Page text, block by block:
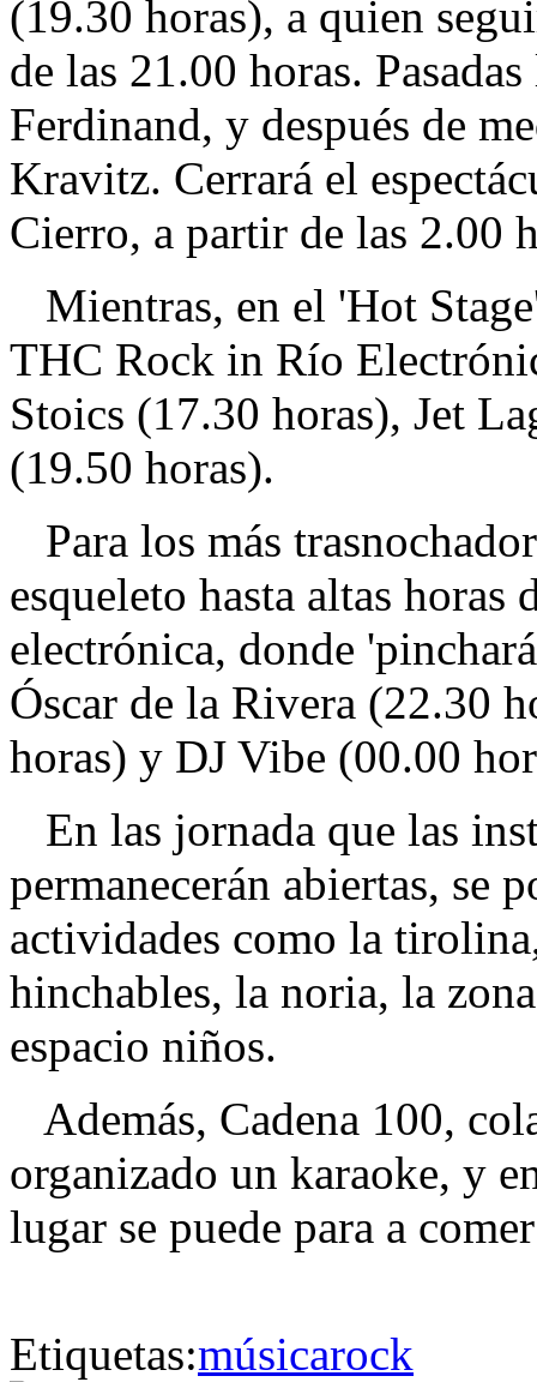
(19.30 horas), a quien
de las 21.00 horas.
Ferdinand, y después de
Kravitz. Cerrará el
Cierro, a partir de las 2.00
Mientras, en el 'Hot
THC Rock in Río
Stoics (17.30 horas), Jet
(19.50 horas).
Para los más
esqueleto hasta altas horas
electrónica, donde
Óscar de la Rivera (22.30
horas) y DJ Vibe (00.00
En las jornada que las
permanecerán abiertas, se
actividades como la
hinchables, la noria, la
espacio niños.
Además, Cadena 100,
organizado un karaoke, y
lugar se puede para a
Etiquetas:músicarock